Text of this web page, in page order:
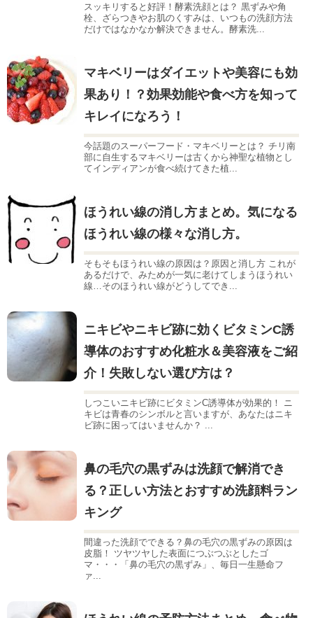
スッキリすると好評！酵素洗顔とは？ 黒ずみや角
栓、ざらつきやお肌のくすみは、いつもの洗顔方法
だけではなかなか解決できません。酵素洗...
マキベリーはダイエットや美容にも効
果あり！？効果効能や食べ方を知って
キレイになろう！
今話題のスーパーフード・マキベリーとは？ チリ南
部に自生するマキベリーは古くから神聖な植物とし
てインディアンが食べ続けてきた植...
ほうれい線の消し方まとめ。気になる
ほうれい線の様々な消し方。
そもそもほうれい線の原因は？原因と消し方 これが
あるだけで、みためが一気に老けてしまうほうれい
線…そのほうれい線がどうしてでき...
ニキビやニキビ跡に効くビタミンC誘
導体のおすすめ化粧水＆美容液をご紹
介！失敗しない選び方は？
しつこいニキビ跡にビタミンC誘導体が効果的！ ニ
キビは青春のシンボルと言いますが、あなたはニキ
ビ跡に困ってはいませんか？ ...
鼻の毛穴の黒ずみは洗顔で解消でき
る？正しい方法とおすすめ洗顔料ラン
キング
間違った洗顔でできる？鼻の毛穴の黒ずみの原因は
皮脂！ ツヤツヤした表面につぶつぶとしたゴ
マ・・・「鼻の毛穴の黒ずみ」、毎日一生懸命フ
ァ...